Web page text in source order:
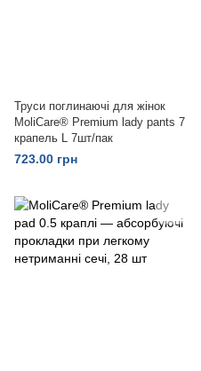
Труси поглинаючі для жінок
MoliCare® Premium lady pants 7
крапель L 7шт/пак
723.00 грн